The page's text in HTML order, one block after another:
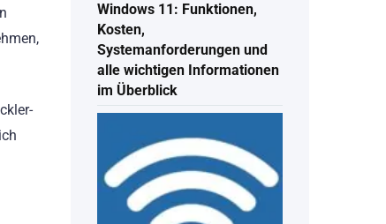
Windows 11: Funktionen,
Kosten,
Systemanforderungen und
alle wichtigen Informationen
im Überblick